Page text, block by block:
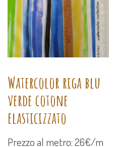
Watercolor riga blu
verde cotone
elasticizzato
Prezzo al metro: 26€/m